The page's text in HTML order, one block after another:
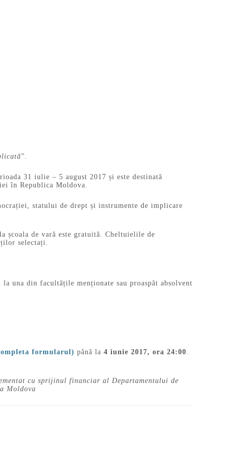
”.
31 iulie – 5 august 2017 și este destinată
în Republica Moldova.
statului de drept și instrumente de implicare
de vară este gratuită. Cheltuielile de
selectați.
din facultățile menționate sau proaspăt absolvent
formularul) până la 4 iunie 2017, ora 24:00
cu sprijinul financiar al Departamentului de
Moldova